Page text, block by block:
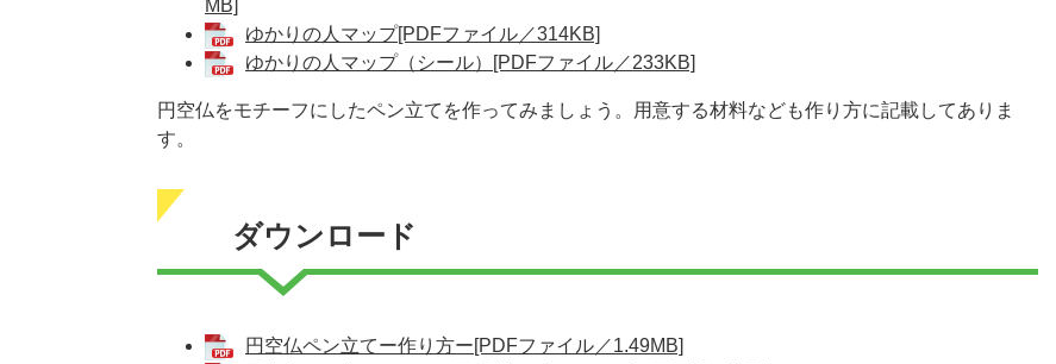
MB]
ゆかりの人マップ[PDFファイル／314KB]
ゆかりの人マップ（シール）[PDFファイル／233KB]
円空仏をモチーフにしたペン立てを作ってみましょう。用意する材料なども作り方に記載してありま
す。
ダウンロード
円空仏ペン立てー作り方ー[PDFファイル／1.49MB]